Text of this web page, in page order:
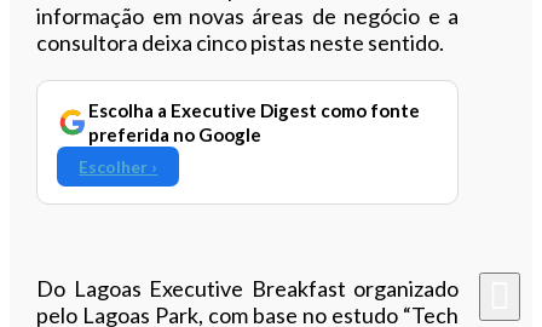
informação em novas áreas de negócio e a
consultora deixa cinco pistas neste sentido.
Escolha a Executive Digest como fonte
preferida no Google
Escolher ›
Do Lagoas Executive Breakfast organizado
pelo Lagoas Park, com base no estudo “Tech